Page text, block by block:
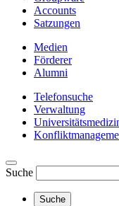
Accounts
Satzungen
Medien
Förderer
Alumni
Telefonsuche
Verwaltung
Suche
Suche